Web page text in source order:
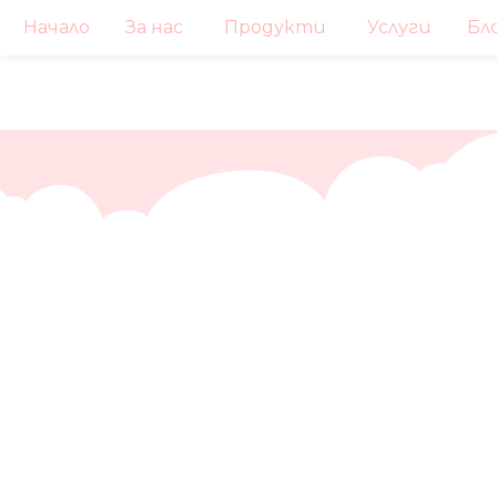
Начало За нас Продукти Услуги